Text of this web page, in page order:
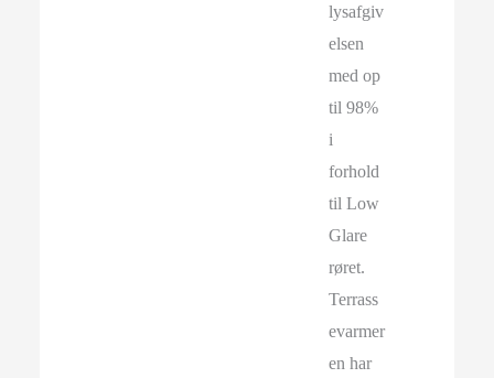
lysafgiv
elsen
med op
til 98%
i
forhold
til Low
Glare
røret.
Terrass
evarmer
en har